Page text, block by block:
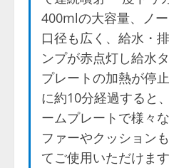
400mlの大容量、ノ
口径も広く、給水・
ンプが赤点灯し給水
プレートの加熱が停
に約10分経過すると
ームプレートで様々
ファーやクッション
てご使用いただけま